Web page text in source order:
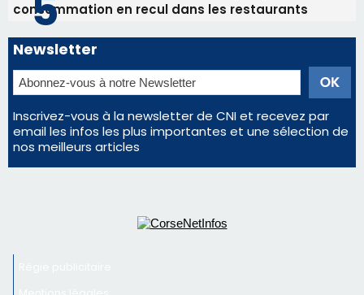
Régie publicitaire
Nous contacter
© 2026 corsenetinfos